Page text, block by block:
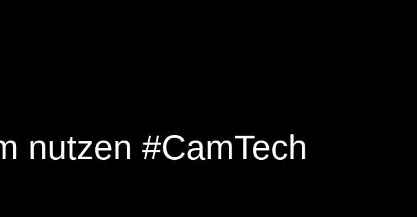
nutzen #CamTech